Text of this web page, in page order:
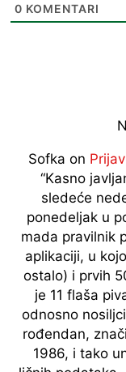
0 KOMENTARI
Sofka on
“Kasno
sledeće
ponedeljak u
mada pravilnik
aplikaciji, u
ostalo) i prvih
je 11 flaša
odnosno
rođendan,
1986, i tako